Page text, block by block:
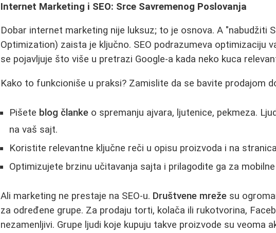
Internet Marketing i SEO: Srce Savremenog Poslovanja
Dobar internet marketing nije luksuz; to je osnova. A "nabudžiti
Optimization) zaista je ključno. SEO podrazumeva optimizaciju
se pojavljuje što više u pretrazi Google-a kada neko kuca
Kako to funkcioniše u praksi? Zamislite da se bavite prodajom
Pišete blog članke o spremanju ajvara, ljutenice, pekmeza.
na vaš sajt.
Koristite relevantne ključne reči u opisu proizvoda i na
Optimizujete brzinu učitavanja sajta i prilagodite ga za
Ali marketing ne prestaje na SEO-u. Društvene mreže su
za određene grupe. Za prodaju torti, kolača ili rukotvorina,
nezamenljivi. Grupe ljudi koje kupuju takve proizvode su veoma